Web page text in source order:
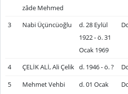
zâde Mehmed
3 Nabi Üçüncüoğlu
d. 28 Eylül
1922 - ö. 31
Ocak 1969
4 ÇELİK ALİ, Ali Çelik d. 1946 - ö. ?
5
Mehmet Vehbi
d. 01 Ocak